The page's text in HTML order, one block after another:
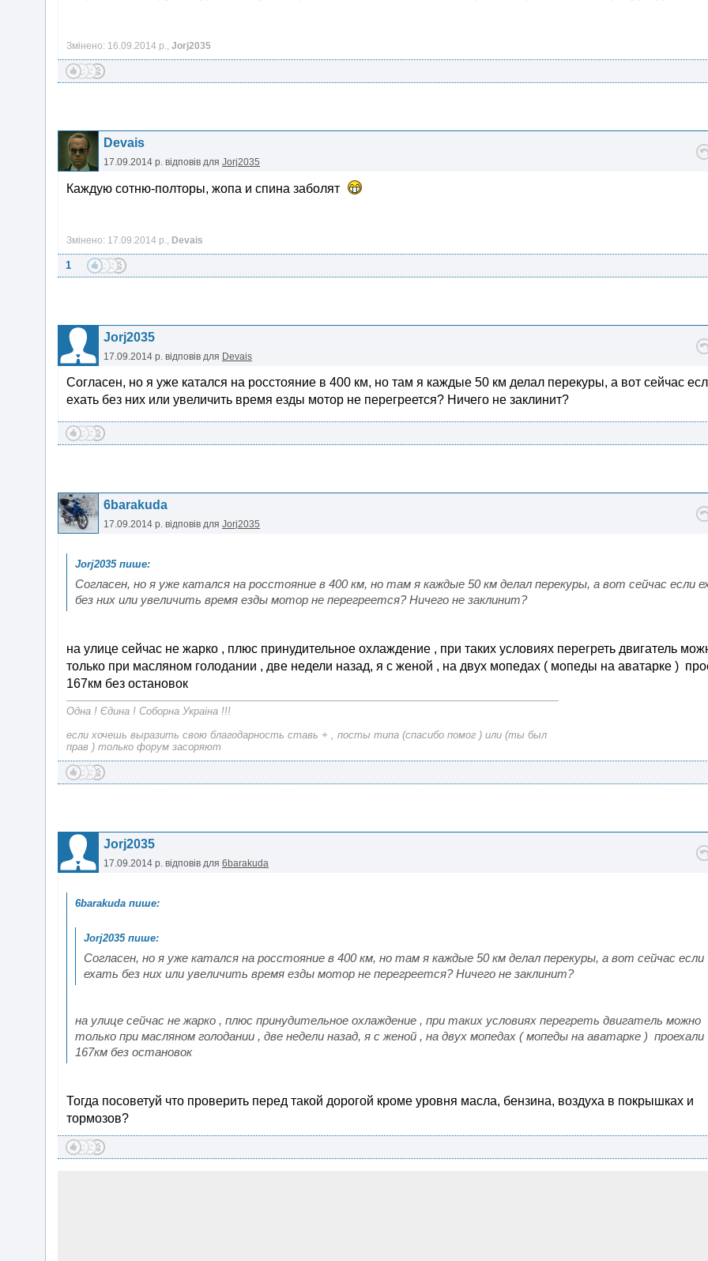
Змінено: 16.09.2014 р., Jorj2035
Devais
17.09.2014 р. відповів для Jorj2035
Каждую сотню-полторы, жопа и спина заболят
Змінено: 17.09.2014 р., Devais
1
Jorj2035
17.09.2014 р. відповів для Devais
Согласен, но я уже катался на росстояние в 400 км, но там я каждые 50 км делал перекуры, а вот сейчас
ехать без них или увеличить время езды мотор не перегреется? Ничего не заклинит?
6barakuda
17.09.2014 р. відповів для Jorj2035
Согласен, но я уже катался на росстояние в 400 км, но там я каждые 50 км делал перекуры, а вот сейчас если
без них или увеличить время езды мотор не перегреется? Ничего не заклинит?
на улице сейчас не жарко , плюс принудительное охлаждение , при таких условиях перегреть двигатель
только при масляном голодании , две недели назад, я с женой , на двух мопедах ( мопеды на аватарке )
167км без остановок
Одна ! Єдина ! Соборна Украіна !!!
если хочешь выразить свою благодарность ставь + , посты типа (спасибо помог ) или (ты был
прав ) только форум засоряют
Jorj2035
17.09.2014 р. відповів для 6barakuda
Согласен, но я уже катался на росстояние в 400 км, но там я каждые 50 км делал перекуры, а вот сейчас если
ехать без них или увеличить время езды мотор не перегреется? Ничего не заклинит?
на улице сейчас не жарко , плюс принудительное охлаждение , при таких условиях перегреть двигатель можно
только при масляном голодании , две недели назад, я с женой , на двух мопедах ( мопеды на аватарке ) проехали
167км без остановок
Тогда посоветуй что проверить перед такой дорогой кроме уровня масла, бензина, воздуха в покрышках и
тормозов?